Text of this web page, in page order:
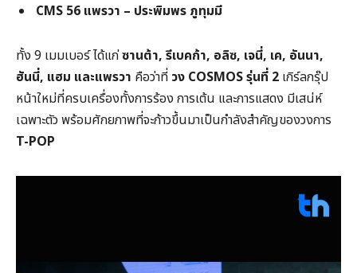
CMS 56 แพรวา – ประพิมพร ภูทุมมี
ทั้ง 9 เมมเบอร์ ได้แก่ซานต้า,รีเบคก้า, อลิซ, เจนี่, เค, อันนา,
ฮันนี่, แฮม และแพรวา คือว่าที่ วง COSMOSรุ่นที่ 2 เกิร์ลกรุ๊ป
หน้าใหม่ที่ครบเครื่องทั้งการร้อง การเต้น และการแสดง มีเสน่ห์
เฉพาะตัว พร้อมศักยภาพที่จะก้าวขึ้นมาเป็นกำลังสำคัญของวงการ
T-POP